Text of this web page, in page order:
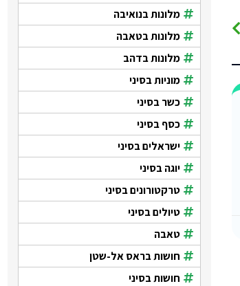
מלונות בנואיבה
מלונות בטאבה
מלונות בדהב
מוניות בסיני
כשר בסיני
כסף בסיני
ישראלים בסיני
יוגה בסיני
טרקטורונים בסיני
טיולים בסיני
טאבה
חושות בראס אל-שטן
חושות בסיני